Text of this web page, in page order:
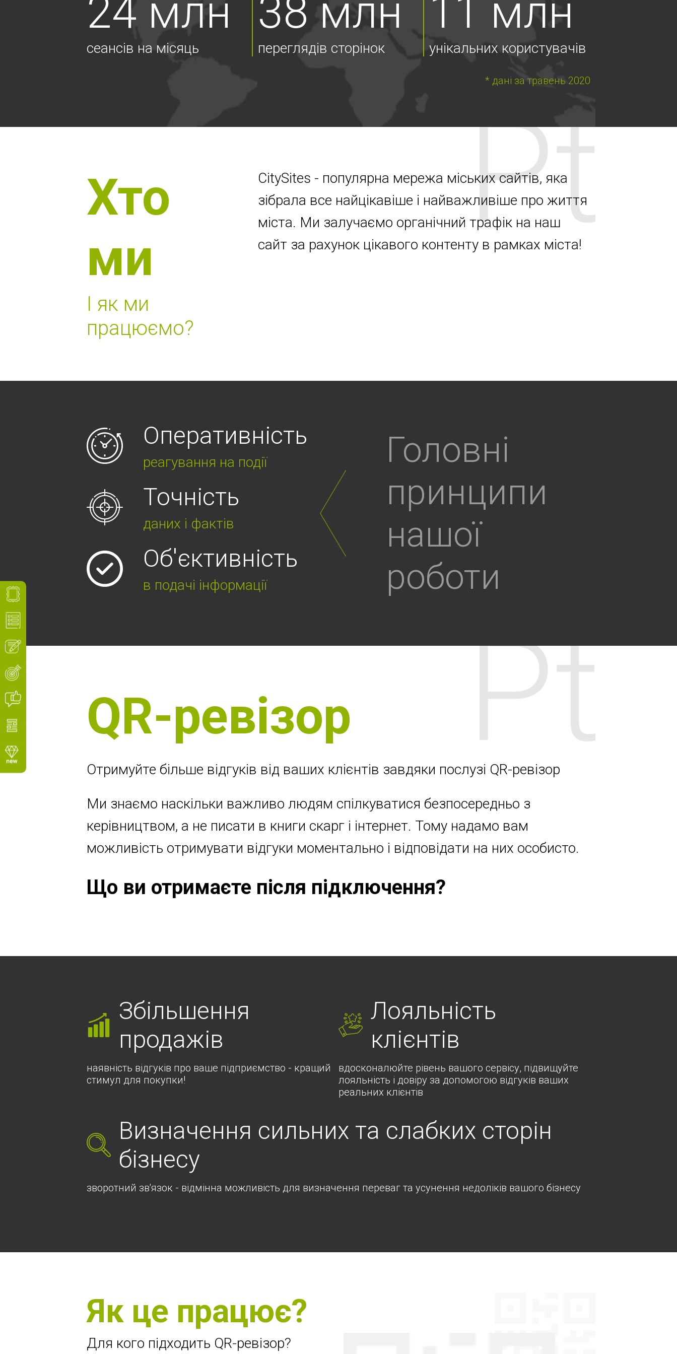
24 млн
сеансів на місяць
38 млн
переглядів сторінок
11 млн
унікальних користувачів
* дані за травень 2020
Хто
ми
І як ми
працюємо?
CitySites - популярна мережа міських сайтів, яка
зібрала все найцікавіше і найважливіше про життя
міста. Ми залучаємо органічний трафік на наш
сайт за рахунок цікавого контенту в рамках міста!
Оперативність
реагування на події
Точність
даних і фактів
Об'єктивність
в подачі інформації
Головні
принципи
нашої
роботи
QR-ревізор
Отримуйте більше відгуків від ваших клієнтів завдяки послузі QR-ревізор
Ми знаємо наскільки важливо людям спілкуватися безпосередньо з
керівництвом, а не писати в книги скарг і інтернет. Тому надамо вам
можливість отримувати відгуки моментально і відповідати на них особисто.
Що ви отримаєте після підключення?
Збільшення
продажів
наявність відгуків про ваше підприємство - кращий
стимул для покупки!
Лояльність
клієнтів
вдосконалюйте рівень вашого сервісу, підвищуйте
лояльність і довіру за допомогою відгуків ваших
реальних клієнтів
Визначення сильних та слабких сторін
бізнесу
зворотний зв'язок - відмінна можливість для визначення переваг та усунення недоліків вашого бізнесу
Як це працює?
Для кого підходить QR-ревізор?